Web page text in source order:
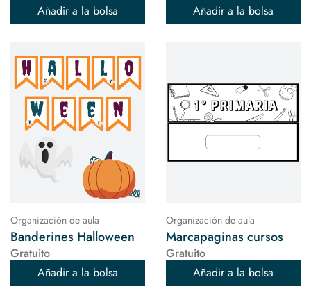
Añadir a la bolsa
Añadir a la bolsa
Organización de aula
Banderines Halloween
Gratuito
Añadir a la bolsa
Organización de aula
Marcapaginas cursos
Gratuito
Añadir a la bolsa